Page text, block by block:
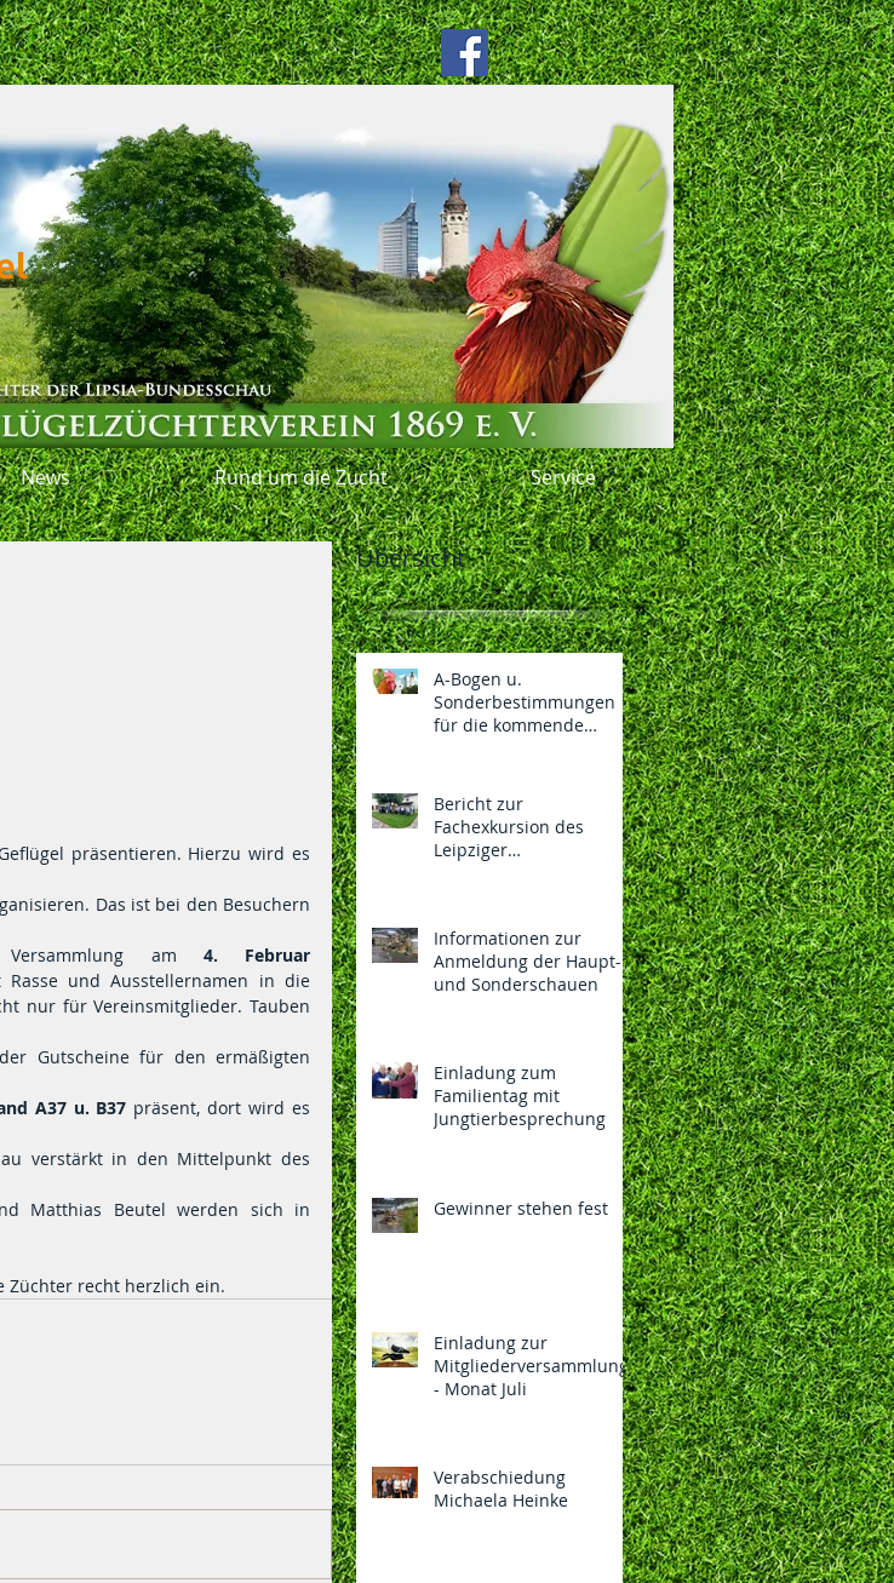
News Rund um die Zucht Service
präsentieren. Hierzu wird es
Das ist bei den Besuchern
am 4. Februar
und Ausstellernamen in die
nur für Vereinsmitglieder. Tauben
Gutscheine für den ermäßigten
A37 u. B37 präsent, dort wird es
verstärkt in den Mittelpunkt des
Matthias Beutel werden sich in
Züchter recht herzlich ein.
Übersicht
A-Bogen u.
Sonderbestimmungen
für die kommende
130.LIPSIA-Bundesschau
und 108. Nationalen des
BDRG vom
04.-06.12.2026 in
Vorbereitung
Bericht zur
Fachexkursion des
Leipziger
Rassegeflügelzüchterver
Informationen zur
Anmeldung der Haupt-
und Sonderschauen
Einladung zum
Familientag mit
Jungtierbesprechung
Gewinner stehen fest
Einladung zur
Mitgliederversammlung
- Monat Juli
Verabschiedung
Michaela Heinke